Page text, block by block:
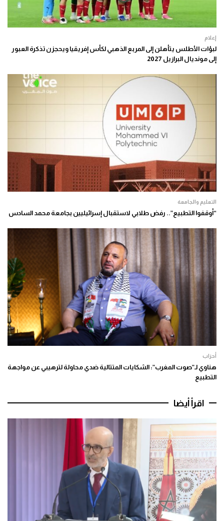
إعلام
لبؤات الأطلس يتأهلن إلى المربع الذهبي لكأس إفريقيا ويحجزن تذكرة العبور
إلى مونديال البرازيل 2027
التعليم والجامعة
“أوقفوا التطبيع”.. رفض طلابي لاستقبال إسرائيليين بجامعة محمد السادس
أحزاب
هناوي لـ”صوت المغرب”: الشكايات المتتالية ضدي محاولة لترهيبي عن مواجهة
التطبيع
اقرأ أيضا